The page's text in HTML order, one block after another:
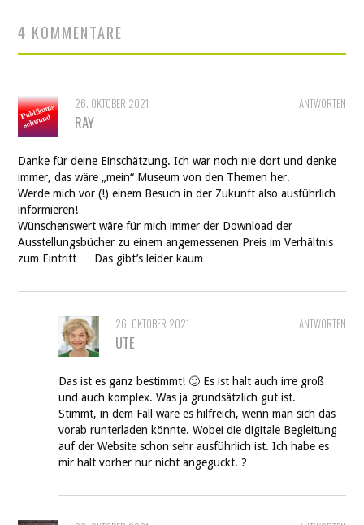
4 KOMMENTARE
ANTWORTEN
26. OKTOBER 2021
RAY
Danke für deine Einschätzung. Ich war noch nie dort und denke
immer, das wäre „mein“ Museum von den Themen her.
Werde mich vor (!) einem Besuch in der Zukunft also ausführlich
informieren!
Wünschenswert wäre für mich immer der Download der
Ausstellungsbücher zu einem angemessenen Preis im Verhältnis
zum Eintritt … Das gibt’s leider kaum…
ANTWORTEN
26. OKTOBER 2021
UTE
Das ist es ganz bestimmt! 🙂 Es ist halt auch irre groß
und auch komplex. Was ja grundsätzlich gut ist.
Stimmt, in dem Fall wäre es hilfreich, wenn man sich das
vorab runterladen könnte. Wobei die digitale Begleitung
auf der Website schon sehr ausführlich ist. Ich habe es
mir halt vorher nur nicht angeguckt. ?